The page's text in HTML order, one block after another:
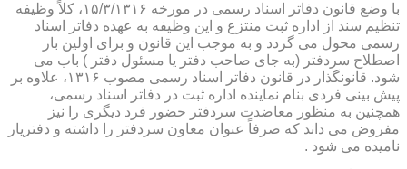
با وضع قانون دفاتر اسناد رسمی در مورخه ۱۵/۳/۱۳۱۶، كلاً وظیفه
تنظیم سند از اداره ثبت منتزع و این وظیفه به عهده دفاتر اسناد
رسمی محول می گردد و به موجب این قانون و برای اولین بار
اصطلاح سردفتر (به جای صاحب دفتر یا مسئول دفتر ) باب می
شود. قانونگذار در قانون دفاتر اسناد رسمی مصوب ۱۳۱۶، علاوه بر
پیش بینی فردی بنام نماینده اداره ثبت در دفاتر اسناد رسمی،
همچنین به منظور معاضدت سردفتر حضور فرد دیگری را نیز
مفروض می داند كه صرفاً عنوان معاون سردفتر را داشته و دفتریار
نامیده می شود .